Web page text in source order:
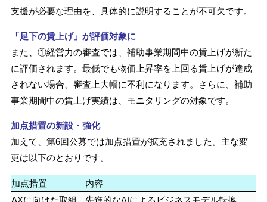
支援が必要な理由を、具体的に説明することが不可欠です。
「足下の賃上げ」が評価対象に
また、①経営力の審査では、補助事業期間中の賃上げが新た
に評価されます。最低でも物価上昇率を上回る賃上げが達成
されない場合、審査上大幅に不利になります。さらに、補助
事業期間中の賃上げ実績は、モニタリングの対象です。
加点措置の新設・強化
加えて、第6回公募では加点措置が拡充されました。主な変
更は以下のとおりです。
加点措置
内容